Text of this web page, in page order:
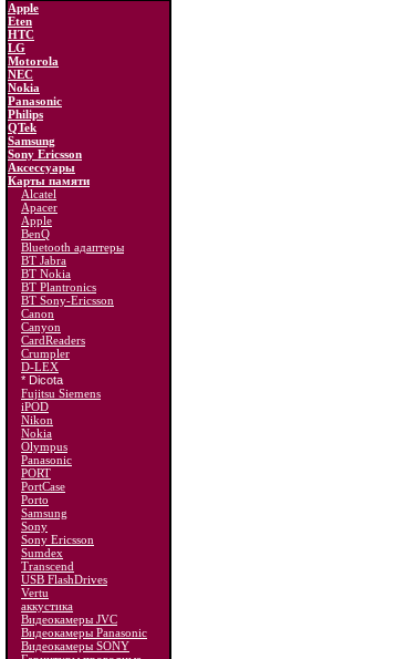
Apple
Eten
HTC
LG
Motorola
NEC
Nokia
Panasonic
Philips
QTek
Samsung
Sony Ericsson
Аксессуары
Карты памяти
Alcatel
Apacer
Apple
BenQ
Bluetooth адаптеры
BT Jabra
BT Nokia
BT Plantronics
BT Sony-Ericsson
Canon
Canyon
CardReaders
Crumpler
D-LEX
* Dicota
Fujitsu Siemens
iPOD
Nikon
Nokia
Olympus
Panasonic
PORT
PortCase
Porto
Samsung
Sony
Sony Ericsson
Sumdex
Transcend
USB FlashDrives
Vertu
аккустика
Видеокамеры JVC
Видеокамеры Panasonic
Видеокамеры SONY